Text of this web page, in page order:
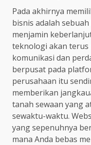
Pada akhirnya
bisnis adalah
menjamin
teknologi akan
komunikasi dan
berpusat pada
perusahaan itu
memberikan
tanah sewaan yang
sewaktu-waktu.
yang sepenuhnya
mana Anda bebas